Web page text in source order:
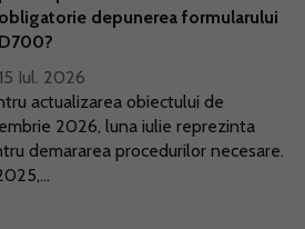
obligatorie depunerea formularului
D700?
15 Iul. 2026
actualizarea obiectului de
2026, luna iulie reprezinta
demararea procedurilor necesare.